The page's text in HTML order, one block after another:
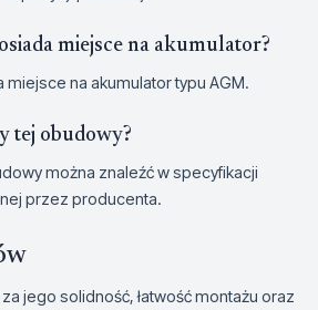
miejsce na akumulator?
na akumulator typu AGM.
tej obudowy?
można znaleźć w specyfikacji
przez producenta.
jego solidność, łatwość montażu oraz